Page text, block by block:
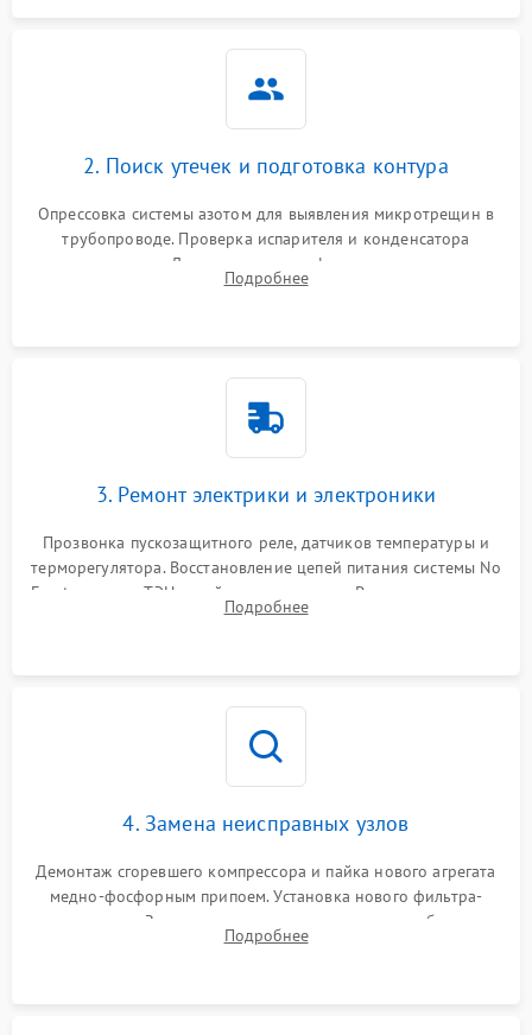
2. Поиск утечек и подготовка контура
Опрессовка системы азотом для выявления микротрещин в
трубопроводе. Проверка испарителя и конденсатора
течеискателем. Демонтаж старого фильтра-осушителя и
продувка капиллярной трубки для устранения засоров.
Подробнее
3. Ремонт электрики и электроники
Прозвонка пускозащитного реле, датчиков температуры и
терморегулятора. Восстановление цепей питания системы No
Frost, включая ТЭН оттайки и вентилятор. Ремонт или замена
платы управления при сбоях алгоритмов.
Подробнее
4. Замена неисправных узлов
Демонтаж сгоревшего компрессора и пайка нового агрегата
медно-фосфорным припоем. Установка нового фильтра-
осушителя. Замена изношенных вентиляторов обдува,
сломанных заслонок или поврежденных дверных петель.
Подробнее